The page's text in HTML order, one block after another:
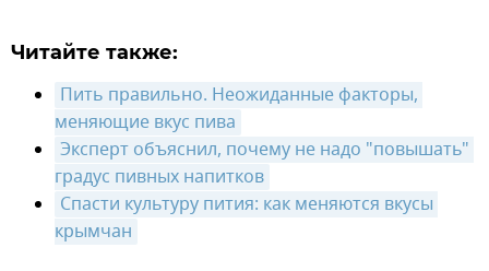
Читайте также:
Пить правильно. Неожиданные факторы,
меняющие вкус пива
Эксперт объяснил, почему не надо "повышать"
градус пивных напитков
Спасти культуру пития: как меняются вкусы
крымчан